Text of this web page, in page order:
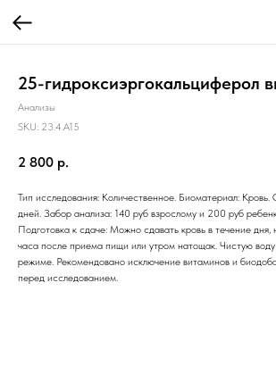
25-гидроксиэргокальциферол
Анализы
SKU: 23.4.A15
2 800 р.
Тип исследования: Количественное. Биоматериал: Кровь.
дней. Забор анализа: 140 руб взрослому и 200 руб
Подготовка к сдаче: Можно сдавать кровь в течение
часа после приема пищи или утром натощак. Чистую
режиме. Рекомендовано исключение витаминов и
перед исследованием.